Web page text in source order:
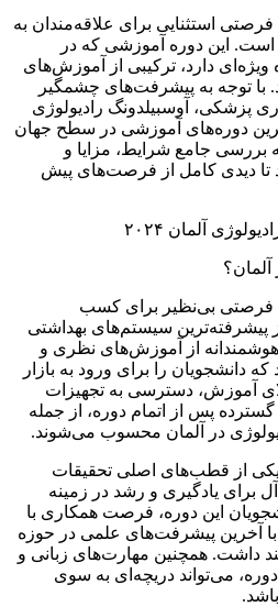
فرصتی استثنایی برای علاقه‌مندان به
این دوره آموزشی که در
دارد، ترکیبی از آموزش‌های
با توجه به پیشرفت‌های چشمگیر
پزشکی، آوسبیلدونگ رادیولوژی
دوره‌های آموزشی در سطح جهان
جامع شرایط، مزایا و
تا دیدی کامل از فرصت‌های پیش
آلمان؟
فرصتی بی‌نظیر برای کسب
سیستم‌های بهداشتی
از آموزش‌های نظری و
دانشجویان را برای ورود به بازار
آموزش، دسترسی به تجهیزات
پس از اتمام دوره، از جمله
در آلمان محسوب می‌شوند.
یکی از قطب‌های اصلی تحقیقات
برای یادگیری و رشد در زمینه
این دوره، فرصت همکاری با
آخرین پیشرفت‌های علمی در حوزه
داشت. همچنین مهارت‌های زبانی و
می‌تواند دریچه‌ای به سوی